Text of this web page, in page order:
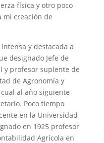
física y otro poco
mi creación de
y destacada a
designado Jefe de
y profesor suplente de
de Agronomía y
al año siguiente
Poco tiempo
en la Universidad
en 1925 profesor
Agrícola en